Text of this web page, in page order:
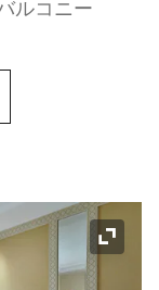
ルコニー
アイ